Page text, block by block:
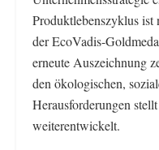
Produktlebenszyklus
der EcoVadis-
erneute Auszeichnung
den ökologischen,
Herausforderungen
weiterentwickelt.